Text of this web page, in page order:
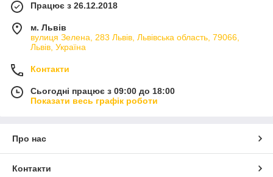
Працює з 26.12.2018
м. Львів
вулиця Зелена, 283 Львів, Львівська область, 79066,
Львів, Україна
Контакти
Сьогодні працює з 09:00 до 18:00
Показати весь графік роботи
Про нас
Контакти